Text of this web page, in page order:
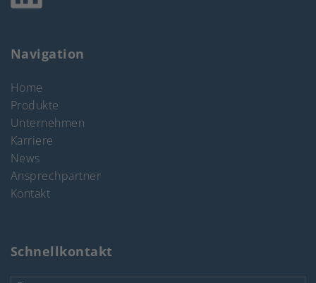
Navigation
Home
Produkte
Unternehmen
Karriere
News
Ansprechpartner
Kontakt
Schnellkontakt
Firma